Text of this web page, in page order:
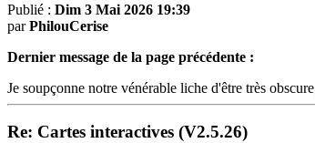
Publié : Dim 3 Mai 2026 19:39
parPhilouCerise
Dernier message de la page précédente :
Je soupçonne notre vénérable liche d'être très
Re: Cartes interactives (V2.5.26)